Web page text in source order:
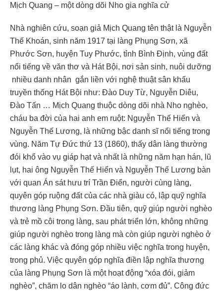
Mịch Quang – một dòng dõi Nho gia nghĩa cử
Nhà nghiên cứu, soạn giả Mịch Quang tên thật là Nguyễn
Thế Khoán, sinh năm 1917 tại làng Phụng Sơn, xã
Phước Sơn, huyện Tuy Phước, tỉnh Bình Định, vùng đất
nổi tiếng về văn thơ và Hát Bội, nơi sản sinh, nuôi dưỡng
nhiều danh nhân gắn liền với nghệ thuật sân khấu
truyền thống Hát Bội như: Đào Duy Từ, Nguyễn Diêu,
Đào Tấn … Mịch Quang thuộc dòng dõi nhà Nho nghèo,
cháu ba đời của hai anh em ruột: Nguyễn Thế Hiển và
Nguyễn Thế Lương, là những bậc danh sĩ nổi tiếng trong
vùng. Năm Tự Đức thứ 13 (1860), thấy dân làng thường
đói khổ vào vụ giáp hạt và nhất là những năm hạn hán, lũ
lụt, hai ông Nguyễn Thế Hiển và Nguyễn Thế Lương bàn
với quan Án sát hưu trí Trần Điển, người cùng làng,
quyên góp ruộng đất của các nhà giàu có, lập quỹ nghĩa
thương làng Phụng Sơn. Đầu tiên, quỹ giúp người nghèo
và trẻ mồ côi trong làng, sau phát triển lớn, không những
giúp người nghèo trong làng mà còn giúp người nghèo ở
các làng khác và đóng góp nhiều việc nghĩa trong huyện,
trong phủ. Việc quyên góp nghĩa điền lập nghĩa thương
của làng Phụng Sơn là một hoạt động “xóa đói, giảm
nghèo”, chăm lo dân nghèo “áo lành, cơm đủ”. Công đức